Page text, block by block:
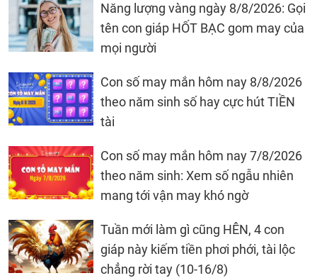
Năng lượng vàng ngày 8/8/2026: Gọi
tên con giáp HỐT BẠC gom may của
mọi người
Con số may mắn hôm nay 8/8/2026
theo năm sinh số hay cực hút TIỀN
tài
Con số may mắn hôm nay 7/8/2026
theo năm sinh: Xem số ngẫu nhiên
mang tới vận may khó ngờ
Tuần mới làm gì cũng HÊN, 4 con
giáp này kiếm tiền phơi phới, tài lộc
chẳng rời tay (10-16/8)